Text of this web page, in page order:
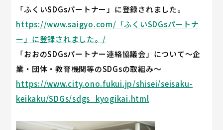
「ふくいSDGsパートナー」に登録されました。
https://www.saigyo.com/「ふくいSDGsパートナ
ー」に登録されました。/
「おおのSDGsパートナー連絡協議会」について～企
業・団体・教育機関等のSDGsの取組み～
https://www.city.ono.fukui.jp/shisei/seisaku-
keikaku/SDGs/sdgs_kyogikai.html